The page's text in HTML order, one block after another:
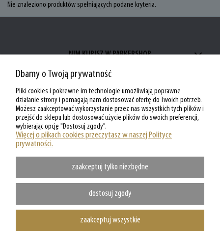
Nie znaleziono produktów spełniających podane kryteria.
NIM KUPISZ W PARKERSHOP
ZAKUPY W PARKERSHOP
MOJE KONTO W PARKERSHOP
O PARKERSHOP
Dbamy o Twoją prywatność
Pliki cookies i pokrewne im technologie umożliwiają poprawne
działanie strony i pomagają nam dostosować ofertę do Twoich potrzeb.
Możesz zaakceptować wykorzystanie przez nas wszystkich tych plików i
przejść do sklepu lub dostosować użycie plików do swoich preferencji,
wybierając opcję "Dostosuj zgody".
Więcej o plikach cookies przeczytasz w naszej Polityce
prywatności.
zaakceptuj tylko niezbędne
dostosuj zgody
zaakceptuj wszystkie